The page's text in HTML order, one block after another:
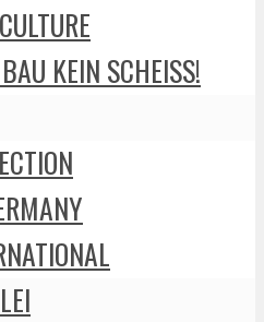
KEIN SCHEISS!